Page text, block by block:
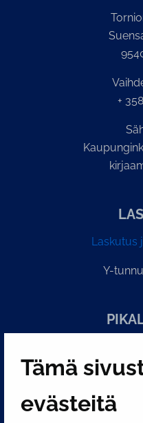
Tämä
evästeitä
+
Laskutus
Y-
Näytä